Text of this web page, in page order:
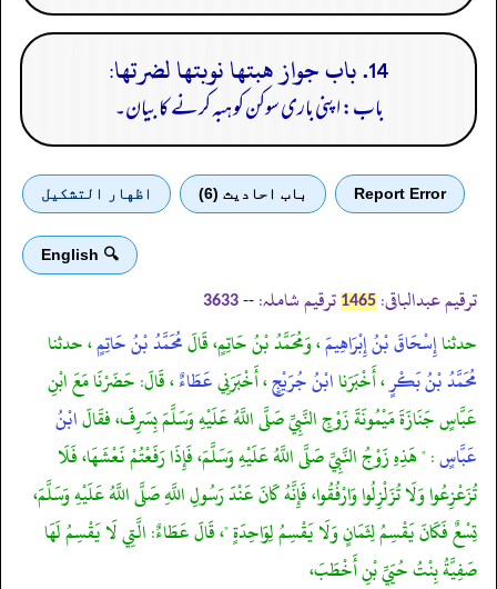
14. باب جواز هبتها نوبتها لضرتها:
باب: اپنی باری سوکن کو ہبہ کرنے کا بیان۔
Report Error باب احادیث (6) اظهار التشكيل
🔍 English
ترقیم عبدالباقی: 1465 ترقیم شاملہ: --
3633
حدثناإِسْحَاقَ بْنُ إِبْرَاهِيمَ، وَمُحَمَّدُ بْنُ حَاتِمٍ، قَالَمُحَمَّدُ بْنُ حَاتِمٍ، حدثنا
مُحَمَّدُ بْنُ بَكْرٍ، أَخْبَرَناابْنُ جُرَيْجٍ، أَخْبَرَنِيعَطَاءٌ، قَالَ: حَضَرْنَا مَعَ ابْنِ
عَبَّاسٍ جَنَازَةَ مَيْمُونَةَ زَوْجِ النَّبِيِّ صَلَّى اللَّهُ عَلَيْهِ وَسَلَّمَ بِسَرِفَ، فقَالَابْنُ
عَبَّاسٍ: " هَذِهِ زَوْجُ النَّبِيِّ صَلَّى اللَّهُ عَلَيْهِ وَسَلَّمَ، فَإِذَا رَفَعْتُمْ نَعْشَهَا، فَلَا
تُزَعْزِعُوا وَلَا تُزَلْزِلُوا وَارْفُقُوا، فَإِنَّهُ كَانَ عَنْدَ رَسُولِ اللَّهِ صَلَّى اللَّهُ عَلَيْهِ وَسَلَّمَ،
تِسْعٌ فَكَانَ يَقْسِمُ لِثَمَانٍ وَلَا يَقْسِمُ لِوَاحِدَةٍ "، قَالَ عَطَاءٌ: الَّتِي لَا يَقْسِمُ لَهَا
صَفِيَّةُ بِنْتُ حُيَيِّ بْنِ أَخْطَبَ،